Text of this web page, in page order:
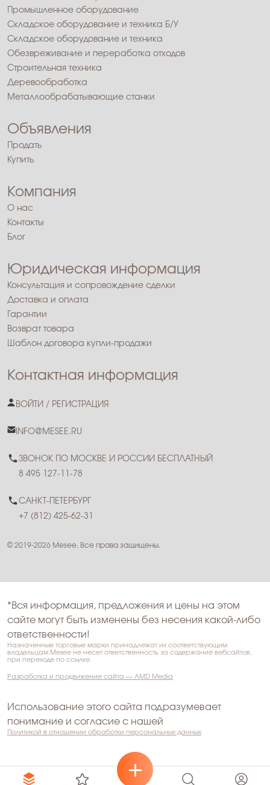
Промышленное оборудование
Складское оборудование и техника Б/У
Складское оборудование и техника
Обезвреживание и переработка отходов
Строительная техника
Деревообработка
Металлообрабатывающие станки
Объявления
Продать
Купить
Компания
О нас
Контакты
Блог
Юридическая информация
Консультация и сопровождение сделки
Доставка и оплата
Гарантии
Возврат товара
Шаблон договора купли-продажи
Контактная информация
ВОЙТИ / РЕГИСТРАЦИЯ
INFO@MESEE.RU
ЗВОНОК ПО МОСКВЕ И РОССИИ БЕСПЛАТНЫЙ
8 495 127-11-78
САНКТ-ПЕТЕРБУРГ
+7 (812) 425-62-31
© 2019-2026 Mesee. Все права защищены.
*Вся информация, предложения и цены на этом
сайте могут быть изменены без несения какой-либо
ответственности!
Назначенные торговые марки принадлежат их соответствующим
владельцам.Mesee не несет ответственность за содержание вебсайтов,
при переходе по ссылке.
Разработка и продвижение сайта — AMD Media
Использование этого сайта подразумевает
понимание и согласие с нашей
Политикой в отношении обработки персональных данных